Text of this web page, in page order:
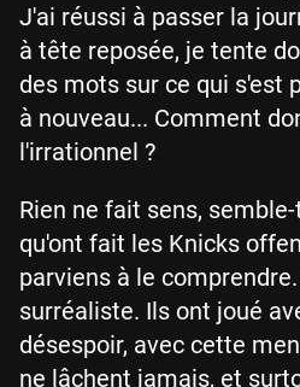
J'ai réussi à passer la
à tête reposée, je tente
des mots sur ce qui s'est
à nouveau... Comment
l'irrationnel ?
Rien ne fait sens,
qu'ont fait les Knicks
parviens à le
surréaliste. Ils ont joué
désespoir, avec cette
ne lâchent jamais, et